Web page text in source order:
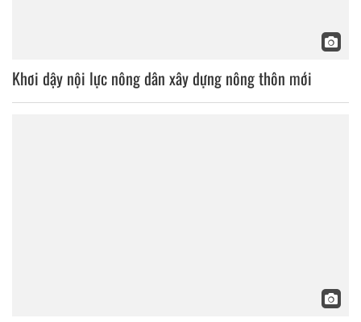
Khơi dậy nội lực nông dân xây dựng nông thôn mới